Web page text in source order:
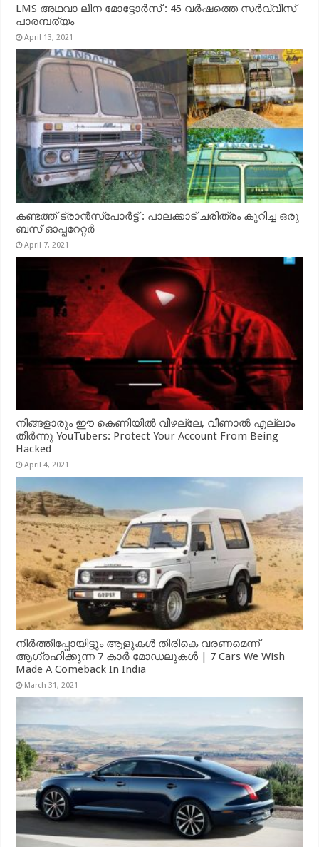
LMS അഥവാ ലീന മോട്ടോർസ് : 45 വർഷത്തെ സർവ്വീസ്
പാരമ്പര്യം
April 13, 2021
കണ്ടത്ത് ട്രാൻസ്‌പോർട്ട് : പാലക്കാട് ചരിത്രം കുറിച്ച ഒരു
ബസ് ഓപ്പറേറ്റർ
April 7, 2021
നിങ്ങളാരും ഈ കെണിയിൽ വീഴല്ലേ, വീണാൽ എല്ലാം
തീർന്നു YouTubers: Protect Your Account From Being
Hacked
April 4, 2021
നിർത്തിപ്പോയിട്ടും ആളുകൾ തിരികെ വരണമെന്ന്
ആഗ്രഹിക്കുന്ന 7 കാർ മോഡലുകൾ | 7 Cars We Wish
Made A Comeback In India
March 31, 2021